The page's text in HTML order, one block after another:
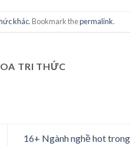
khác. Bookmark thepermalink.
TRI THỨC
16+ Ngành nghề hot trong